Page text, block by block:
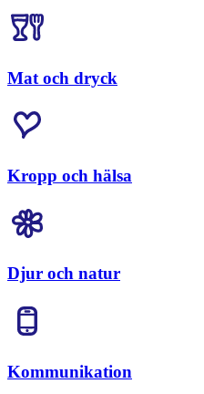
Mat och dryck
Kropp och hälsa
Djur och natur
Kommunikation